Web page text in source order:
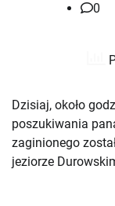
0
Dzisiaj, około
poszukiwania
zaginionego
jeziorze